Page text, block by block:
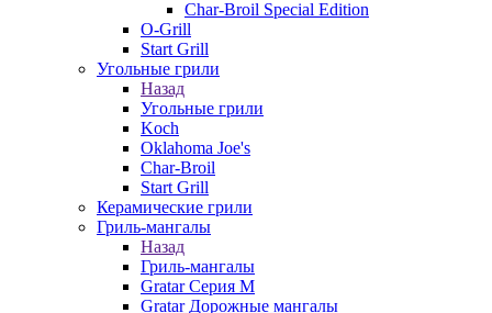
Char-Broil Special Edition
O-Grill
Start Grill
Угольные грили
Назад
Угольные грили
Koch
Oklahoma Joe's
Char-Broil
Start Grill
Керамические грили
Гриль-мангалы
Назад
Гриль-мангалы
Gratar Серия M
Gratar Дорожные мангалы